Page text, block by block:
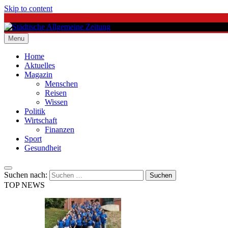
Skip to content
Städtische Allgemeine Zeitung
Menu
Home
Aktuelles
Magazin
Menschen
Reisen
Wissen
Politik
Wirtschaft
Finanzen
Sport
Gesundheit
Suchen nach:
TOP NEWS